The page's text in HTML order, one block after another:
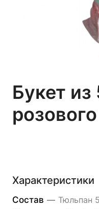
Букет из
Характеристики
Состав — Тюльпан